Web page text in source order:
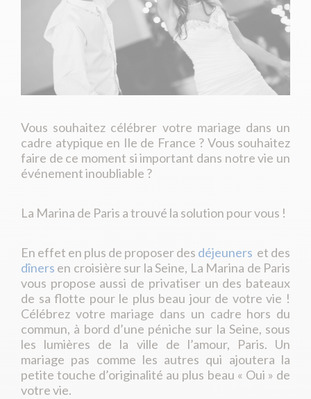
Vous souhaitez célébrer votre mariage dans un
cadre atypique en Ile de France ? Vous souhaitez
faire de ce moment si important dans notre vie un
événement inoubliable ?
La Marina de Paris a trouvé la solution pour vous !
En effet en plus de proposer des déjeuners et des
dîners en croisière sur la Seine, La Marina de Paris
vous propose aussi de privatiser un des bateaux
de sa flotte pour le plus beau jour de votre vie !
Célébrez votre mariage dans un cadre hors du
commun, à bord d’une péniche sur la Seine, sous
les lumières de la ville de l’amour, Paris. Un
mariage pas comme les autres qui ajoutera la
petite touche d’originalité au plus beau « Oui » de
votre vie.